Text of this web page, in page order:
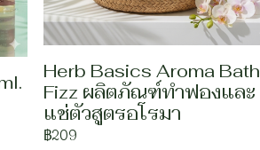
Herb Basics Aroma Bath
Fizz ผลิตภัณฑ์ทำฟองและ
แช่ตัวสูตรอโรมา
฿209